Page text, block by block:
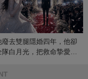
廢去雙腿隱婚四年，他卻
隊白月光，把救命摯愛當